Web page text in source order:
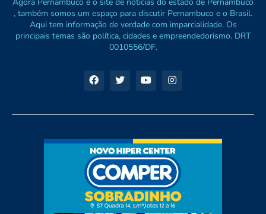
, também somos um espaço para discutir Pernambuco e o Brasil.
Aqui tem informação de verdade com imparcialidade. Os
principais temas são política, cidades e empreendedorismo. DRT
0010556/DF.